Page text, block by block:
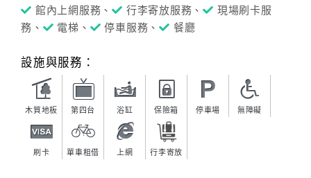
館內上網服務、
行李寄放服務、
現場刷卡服
務、
電梯、 停車服務、 餐廳
設施與服務：
木質地板 第四台 浴缸 保險箱 停車場 無障礙
刷卡 單車租借 上網 行李寄放